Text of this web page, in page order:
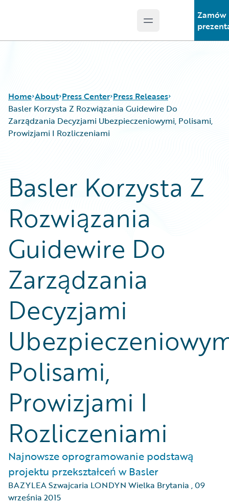
Open main menu
Zamów
Home About Press Center Press Releases
Basler Korzysta Z Rozwiązania Guidewire Do
Zarządzania Decyzjami Ubezpieczeniowymi, Polisami,
Prowizjami I Rozliczeniami
Basler Korzysta Z
Rozwiązania
Guidewire Do
Zarządzania
Decyzjami
Polisami,
Prowizjami I
Rozliczeniami
Najnowsze oprogramowanie podstawą
projektu przekształceń w Basler
BAZYLEA Szwajcaria LONDYN Wielka Brytania ,09
września 2015